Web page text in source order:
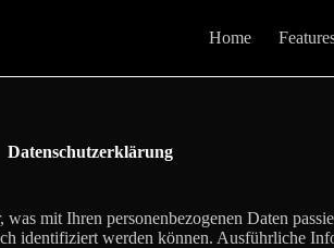
Home
Datenschutzerklärung
mit Ihren personenbezogenen Daten
identifiziert werden können. Ausführliche